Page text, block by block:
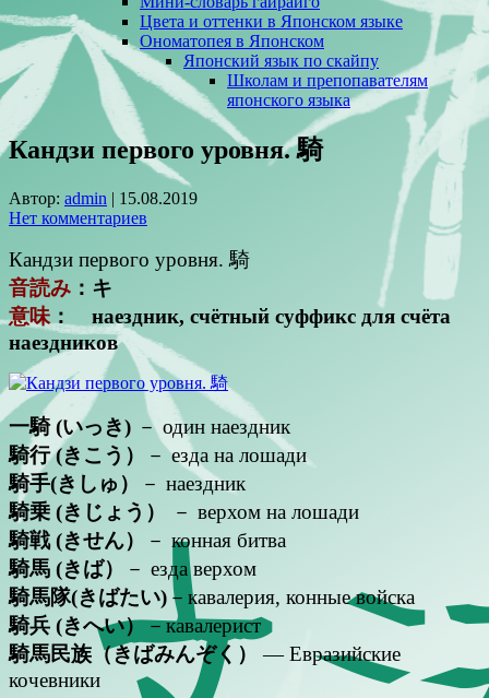
Цвета и оттенки в Японском языке
Ономатопея в Японском
Японский язык по скайпу
Школам и препопавателям
японского языка
Кандзи первого уровня. 騎
Автор: admin | 15.08.2019
Нет комментариев
Кандзи первого уровня. 騎
音読み ：キ
意味 ： наездник, счётный суффикс для счёта
наездников
一騎 (いっき) － один наездник
騎行 (きこう）
－ езда на лошади
騎手(きしゅ）
－ наездник
騎乗 (きじょう）
－ верхом на лошади
騎戦 (きせん）
－ конная битва
騎馬 (きば）
－ езда верхом
騎馬隊(きばたい) －кавалерия, конные войска
騎兵 (きへい）－кавалерист
騎馬民族（きばみんぞく）
— Евразийские
кочевники